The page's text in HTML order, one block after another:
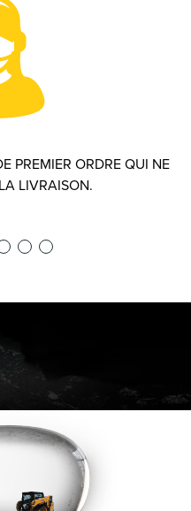
PREMIER ORDRE QUI NE
LIVRAISON.